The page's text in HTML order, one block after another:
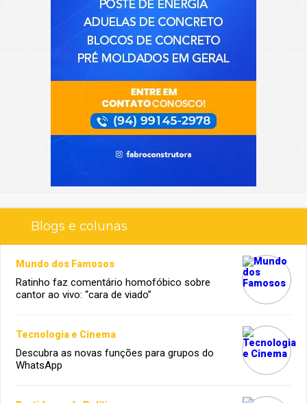
Blogs e colunas
Mundo dos Famosos
Ratinho faz comentário homofóbico sobre
cantor ao vivo: “cara de viado”
Tecnologia e Cinema
Descubra as novas funções para grupos do
WhatsApp